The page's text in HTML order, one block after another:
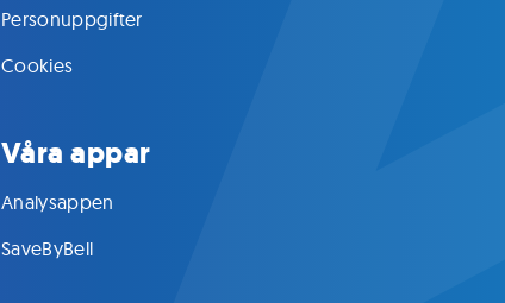
Personuppgifter
Cookies
Våra appar
Analysappen
SaveByBell